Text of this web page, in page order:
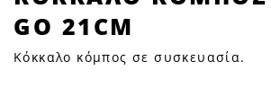
ΚΟΜΠΟΣ
ON
THE
GO 21CM
Κόκκαλο κόμπος σε συσκευασία.